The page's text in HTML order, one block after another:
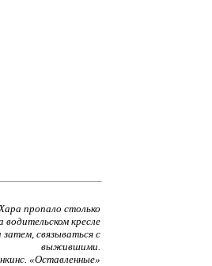
пропало столько
кресле
связываться с
выжившими.
«Оставленные»